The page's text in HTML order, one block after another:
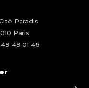
Paradis
Paris
49 49 01 46